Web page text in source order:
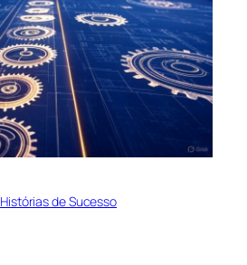
Histórias de Sucesso